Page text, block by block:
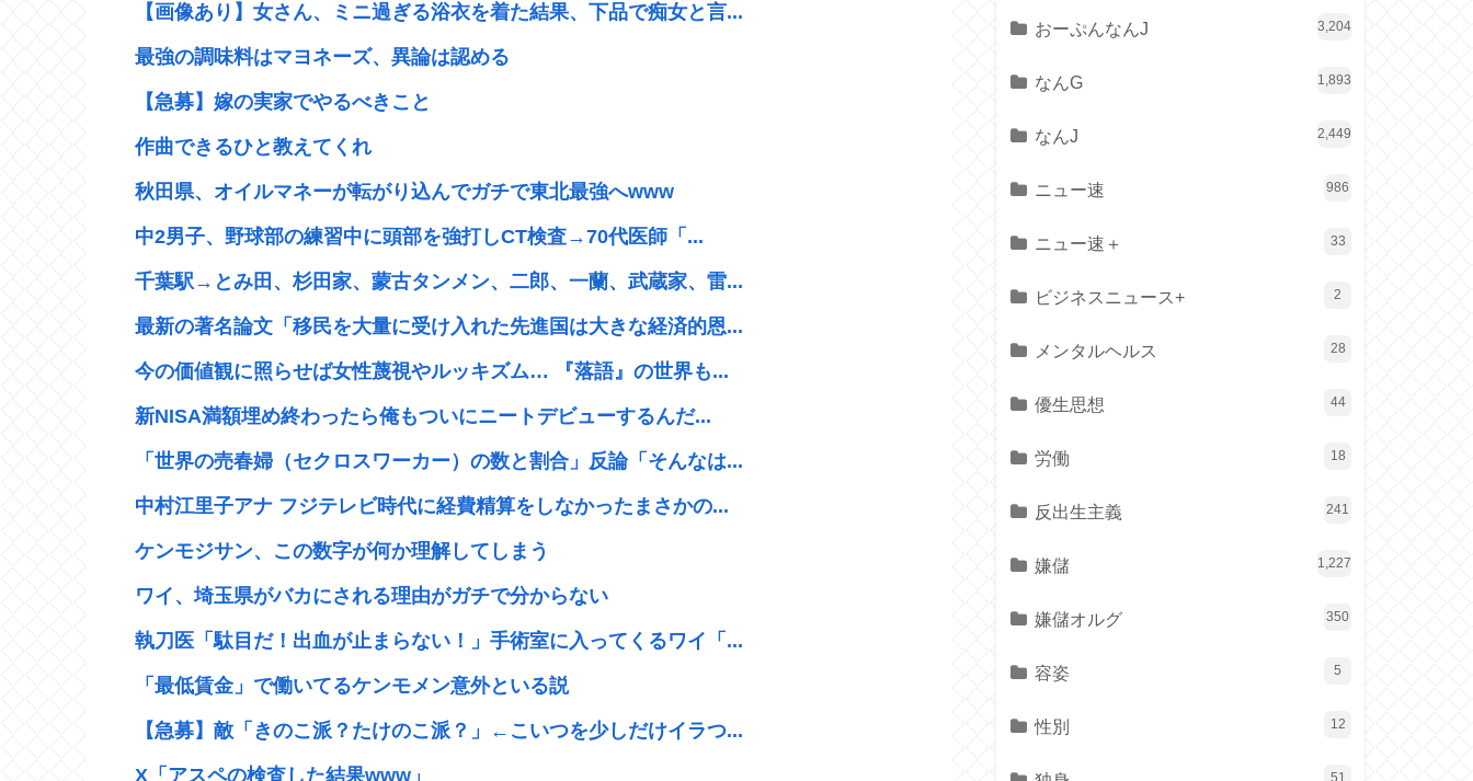
【画像あり】女さん、ミニ過ぎる浴衣を着た結果、下品で痴女と言...
最強の調味料はマヨネーズ、異論は認める
【急募】嫁の実家でやるべきこと
作曲できるひと教えてくれ
秋田県、オイルマネーが転がり込んでガチで東北最強へwww
中2男子、野球部の練習中に頭部を強打しCT検査→70代医師「...
千葉駅→とみ田、杉田家、蒙古タンメン、二郎、一蘭、武蔵家、雷...
最新の著名論文「移民を大量に受け入れた先進国は大きな経済的恩...
今の価値観に照らせば女性蔑視やルッキズム… 『落語』の世界も...
新NISA満額埋め終わったら俺もついにニートデビューするんだ...
「世界の売春婦（セクロスワーカー）の数と割合」反論「そんなは...
中村江里子アナ フジテレビ時代に経費精算をしなかったまさかの...
ケンモジサン、この数字が何か理解してしまう
ワイ、埼玉県がバカにされる理由がガチで分からない
執刀医「駄目だ！出血が止まらない！」手術室に入ってくるワイ「...
「最低賃金」で働いてるケンモメン意外といる説
【急募】敵「きのこ派？たけのこ派？」←こいつを少しだけイラつ...
X「アスペの検査した結果www」
おーぷんなんJ 3,204
なんG 1,893
なんJ 2,449
ニュー速 986
ニュー速＋ 33
ビジネスニュース+ 2
メンタルヘルス 28
優生思想 44
労働 18
反出生主義 241
嫌儲 1,227
嫌儲オルグ 350
容姿 5
性別 12
51